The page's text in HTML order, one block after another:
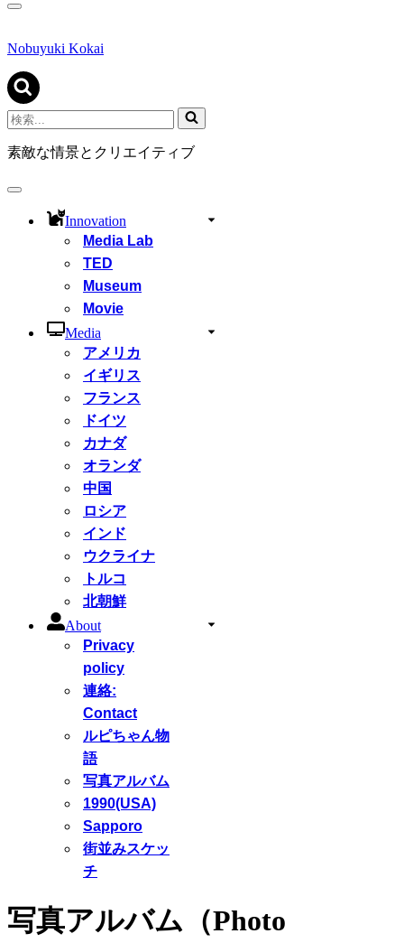
ナ
ゲ
シ
ョ
ン
メ
ニ
ュ
Nobuyuki Kokai
検
索...
素敵な情景とクリエイティブ
ナ
Innovation
Media Lab
TED
Museum
Movie
Media
アメリカ
イギリス
フランス
ドイツ
カナダ
オランダ
中国
ロシア
インド
ウクライナ
トルコ
北朝鮮
About
Privacy
policy
連絡:
Contact
ルピちゃん物
語
写真アルバム
1990(USA)
Sapporo
街並みスケッ
チ
写真アルバム（Photo